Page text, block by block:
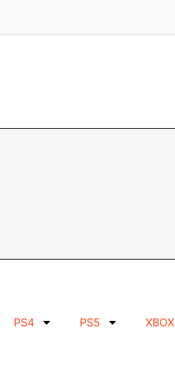
PS4 PS5 XBOX